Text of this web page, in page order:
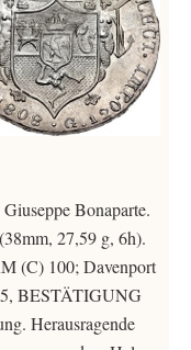
Bonaparte.
27,59 g, 6h).
(C) 100; Davenport
BESTÄTIGUNG
Herausragende